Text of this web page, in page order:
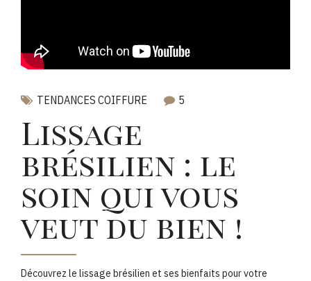
TENDANCES COIFFURE 5
Lissage
brésilien : le
soin qui vous
veut du bien !
Découvrez le lissage brésilien et ses bienfaits pour votre